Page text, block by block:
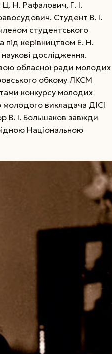
Н. Рафалович, Г. І.
Студент В. І.
студентського
під керівництвом Е. Н.
дослідження.
обласної ради молодих
обкому ЛКСМ
конкурсу молодих
молодого викладача ДІСІ
В. І. Большаков зав­жди
Національною